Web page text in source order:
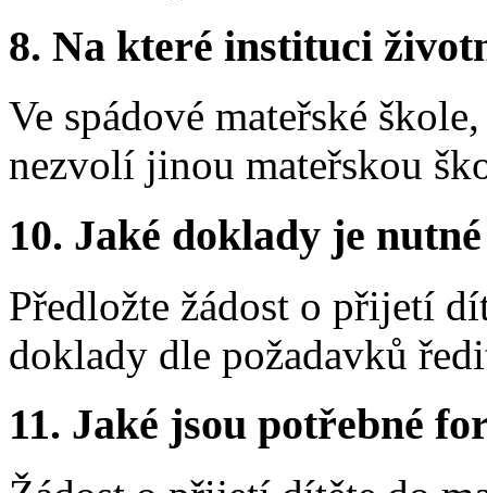
8. Na které instituci
Ve spádové mateřské
nezvolí jinou mateřskou
10. Jaké doklady je
Předložte žádost o přijetí
doklady dle požadavků
11. Jaké jsou potřebné